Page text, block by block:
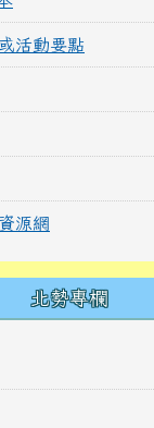
活動要點
源網
北勢專欄